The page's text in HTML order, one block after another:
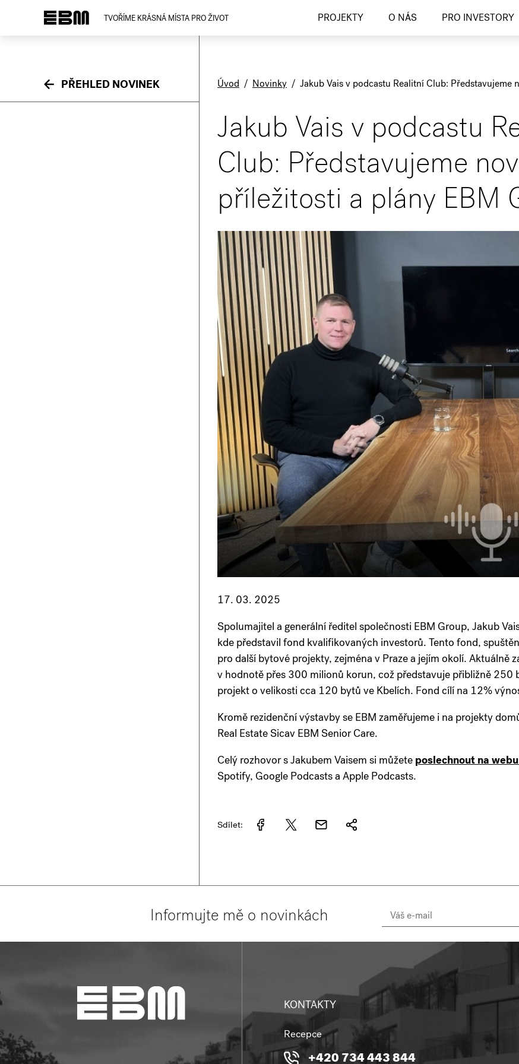
TVOŘÍME KRÁSNÁ MÍSTA PRO ŽIVOT PROJEKTY O NÁS PRO INVESTORY
Úvod / Novinky / Jakub Vais v podcastu Realitní Club:
Jakub Vais v podcastu
Club: Představujeme
příležitosti a plány EBM
17. 03. 2025
Spolumajitel a generální ředitel společnosti EBM Group, Jakub
kde představil fond kvalifikovaných investorů. Tento fond,
pro další bytové projekty, zejména v Praze a jejím okolí. Aktuálně
v hodnotě přes 300 milionů korun, což představuje přibližně 250
projekt o velikosti cca 120 bytů ve Kbelích. Fond cílí na 12%
Kromě rezidenční výstavby se EBM zaměřujeme i na projekty
Real Estate Sicav EBM Senior Care.
Celý rozhovor s Jakubem Vaisem si můžete poslechnout na
Spotify, Google Podcasts a Apple Podcasts.
Sdílet:
PŘEHLED NOVINEK
Informujte mě o novinkách
KONTAKTY
Recepce
+420 734 443 844